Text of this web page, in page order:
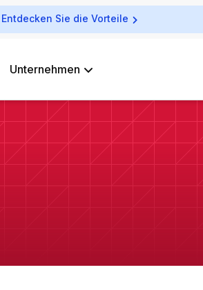
Entdecken Sie die Vorteile
Unternehmen